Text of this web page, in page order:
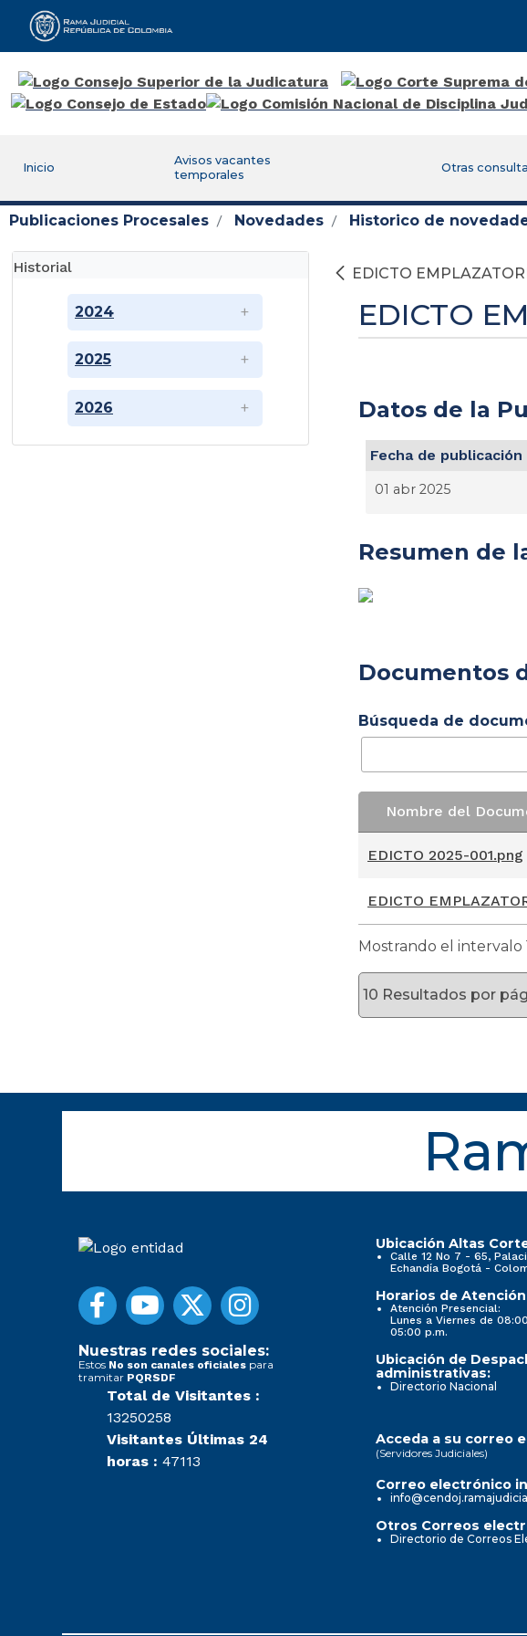
Rama Judicial
Inicio
Avisos vacantes
temporales
Otras
Publicaciones Procesales Novedades Historico de
Historial
2024
2025
2026
EDICTO
EDICTO
Datos de la
Fecha de publicación
01 abr 2025
Resumen de
Documentos
Búsqueda de
Nombre del
EDICTO 2025-001.png
EDICTO
Mostrando el intervalo
Nuestras redes sociales:
Estos No son canales oficiales para
tramitar PQRSDF
Total de Visitantes :
13250258
Visitantes Últimas 24
horas : 47113
Ubicación Altas
Calle 12 No 7 - 65,
Echandía Bogotá -
Horarios de
Atención Presencial:
Lunes a Viernes de
05:00 p.m.
Ubicación de
administrativas:
Directorio Nacional
Acceda a su correo
(Servidores Judiciales)
Correo electrónico
Otros Correos
Directorio de Correos